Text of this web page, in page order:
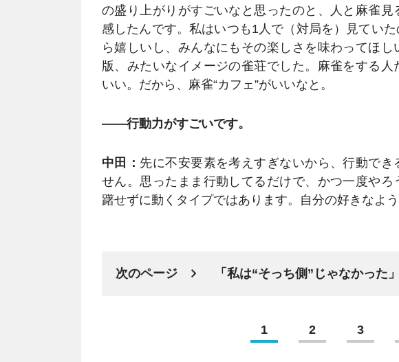
の盛り上がりがすごいなと思ったのと、人と麻雀
感したんです。私はいつも1人で（対局を）見てい
ら嬉しいし、みんなにもその楽しさを味わってほ
版、みたいなイメージの雀荘でした。麻雀をする
いい。だから、麻雀“カフェ”がいいなと。
――行動力がすごいです。
中田： 先に不安要素を考えすぎないから、行動でき
せん。思ったまま行動してるだけで、かつ一度や
躇せずに動くタイプではあります。自分の好きなよ
次のページ 「私は“そっち側”じゃなかった」
1 2 3